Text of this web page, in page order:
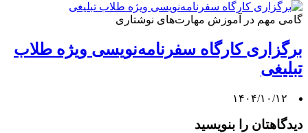
گامی مهم در آموزش مهارت‌های نوشتاری
برگزاری کارگاه سفرنامه‌نویسی ویژه طلاب
تبلیغی
۱۴۰۴/۱۰/۱۲
دیدگاهتان را بنویسید